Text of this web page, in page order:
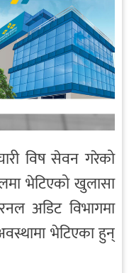
विष सेवन गरेको
भेटिएको खुलासा
अडिट विभागमा
भेटिएका हुन्